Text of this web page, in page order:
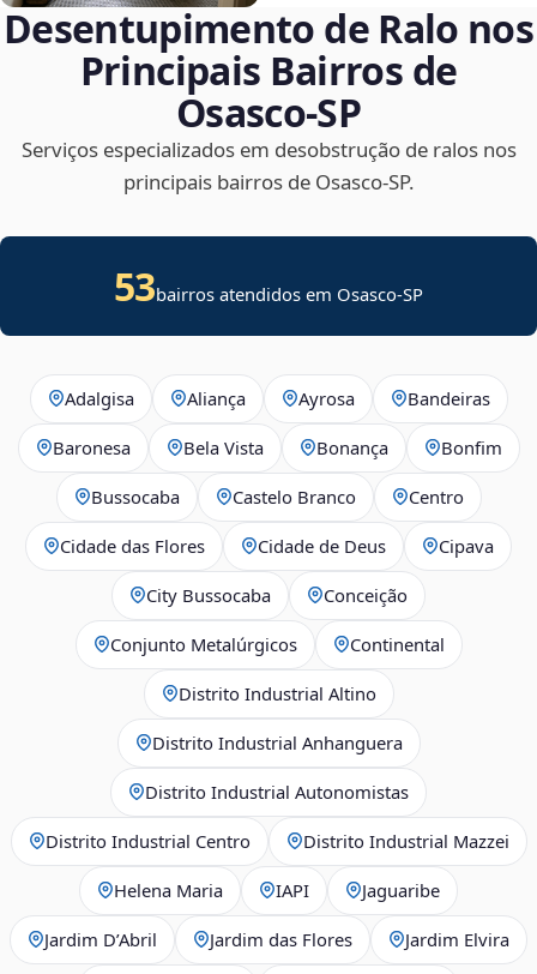
Desentupimento de Ralo nos
Principais Bairros de
Osasco‑SP
Serviços especializados em desobstrução de ralos nos
principais bairros de Osasco‑SP.
53bairros atendidos em Osasco-SP
Adalgisa Aliança Ayrosa Bandeiras
Baronesa Bela Vista Bonança Bonfim
Bussocaba Castelo Branco Centro
Cidade das Flores Cidade de Deus Cipava
City Bussocaba Conceição
Conjunto Metalúrgicos Continental
Distrito Industrial Altino
Distrito Industrial Anhanguera
Distrito Industrial Autonomistas
Distrito Industrial Centro Distrito Industrial Mazzei
Helena Maria IAPI Jaguaribe
Jardim D’Abril Jardim das Flores Jardim Elvira